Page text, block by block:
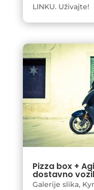
LINKU. Uživajte!
Pizza box +
dostavno
Galerije slika,